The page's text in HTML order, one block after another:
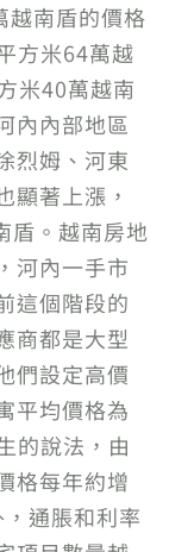
越南盾的價格
方米64萬越
米40萬越南
內內部地區
烈姆、河東
顯著上漲，
盾。越南房地
河內一手市
這個階段的
商都是大型
們設定高價
平均價格為
的說法，由
格每年約增
通脹和利率